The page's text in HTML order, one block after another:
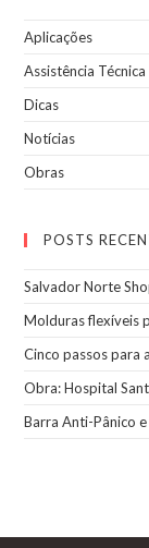
Aplicações
Assistência Técnica
Dicas
Notícias
Obras
POSTS
Salvador Norte
Molduras flexíveis
Cinco passos para
Obra: Hospital
Barra Anti-Pânico